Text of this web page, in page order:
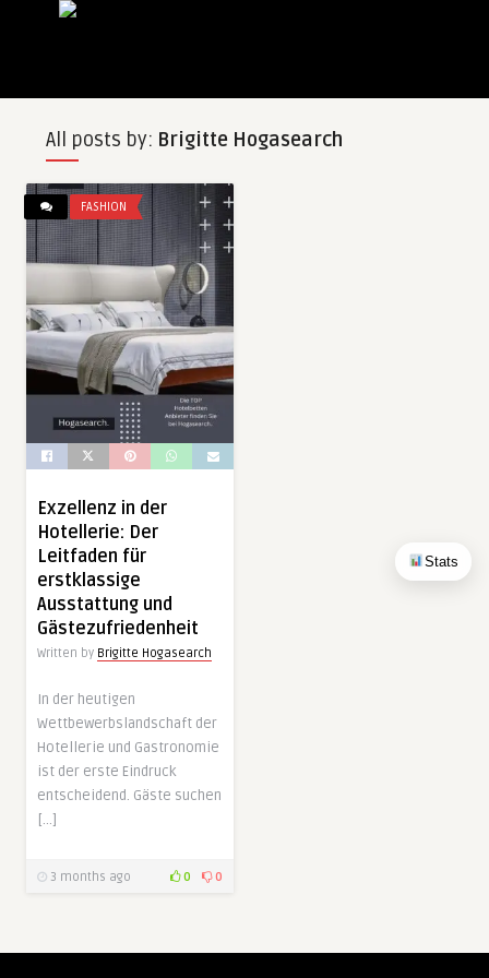
Stats
All posts by: Brigitte Hogasearch
FASHION
Exzellenz in der
Hotellerie: Der
Leitfaden für
erstklassige
Ausstattung und
Gästezufriedenheit
Written by Brigitte Hogasearch
In der heutigen
Wettbewerbslandschaft der
Hotellerie und Gastronomie
ist der erste Eindruck
entscheidend. Gäste suchen
[…]
3 months ago 0 0